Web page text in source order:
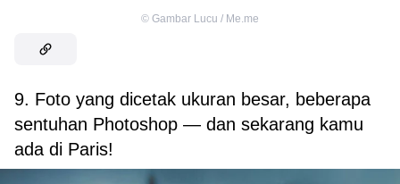
© Gambar Lucu / Me.me
9. Foto yang dicetak ukuran besar, beberapa
sentuhan Photoshop — dan sekarang kamu
ada di Paris!